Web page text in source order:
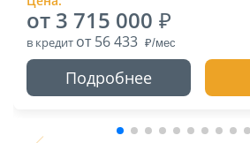
от 3 715 000
в кредит от 56 433
Подробнее